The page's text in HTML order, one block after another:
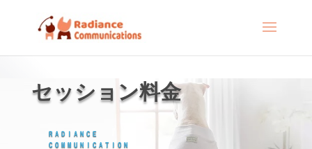
セッション料金
RADIANCE
COMMUNICATION